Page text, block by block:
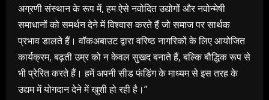
अग्रणी संस्थान के रूप में, हम ऐसे नवोदित उद्योगों और नवोन्मेषी
समाधानों को समर्थन देने में विश्वास करते हैं जो समाज पर सार्थक
प्रभाव डालते हैं। वॉकअबाउट द्वारा वरिष्ठ नागरिकों के लिए आयोजित
कार्यक्रम, बढ़ती उम्र को न केवल सुखद बनाते हैं, बल्कि बौद्धिक रूप से
भी प्रेरित करते हैं। हमें अपनी सीड फंडिंग के माध्यम से इस तरह के
उद्यम में योगदान देने में खुशी हो रही है।”